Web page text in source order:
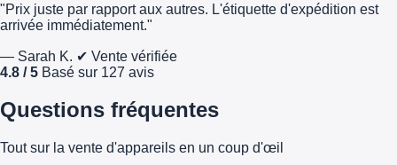
"Prix juste par rapport aux autres. L'étiquette d'expédition est
arrivée immédiatement."
— Sarah K. ✔ Vente vérifiée
4.8 / 5 Basé sur 127 avis
Questions fréquentes
Tout sur la vente d'appareils en un coup d'œil